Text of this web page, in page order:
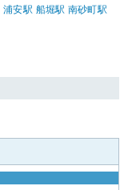
浦安駅 船堀駅 南砂町駅